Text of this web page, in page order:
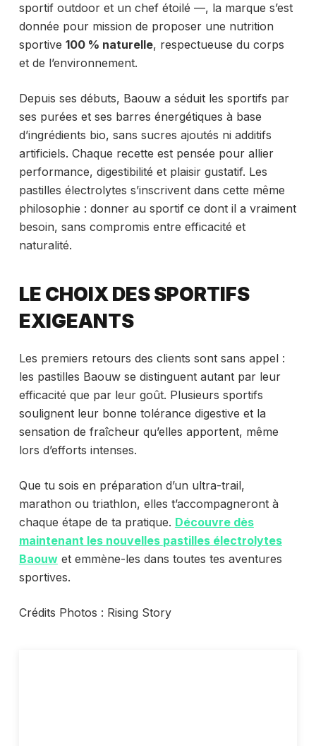
sportif outdoor et un chef étoilé —, la marque s’est
donnée pour mission de proposer une nutrition
sportive 100 % naturelle, respectueuse du corps
et de l’environnement.
Depuis ses débuts, Baouw a séduit les sportifs par
ses purées et ses barres énergétiques à base
d’ingrédients bio, sans sucres ajoutés ni additifs
artificiels. Chaque recette est pensée pour allier
performance, digestibilité et plaisir gustatif. Les
pastilles électrolytes s’inscrivent dans cette même
philosophie : donner au sportif ce dont il a vraiment
besoin, sans compromis entre efficacité et
naturalité.
LE CHOIX DES SPORTIFS
EXIGEANTS
Les premiers retours des clients sont sans appel :
les pastilles Baouw se distinguent autant par leur
efficacité que par leur goût. Plusieurs sportifs
soulignent leur bonne tolérance digestive et la
sensation de fraîcheur qu’elles apportent, même
lors d’efforts intenses.
Que tu sois en préparation d’un ultra-trail,
marathon ou triathlon, elles t’accompagneront à
chaque étape de ta pratique. Découvre dès
maintenant les nouvelles pastilles électrolytes
Baouwet emmène-les dans toutes tes aventures
sportives.
Crédits Photos : Rising Story